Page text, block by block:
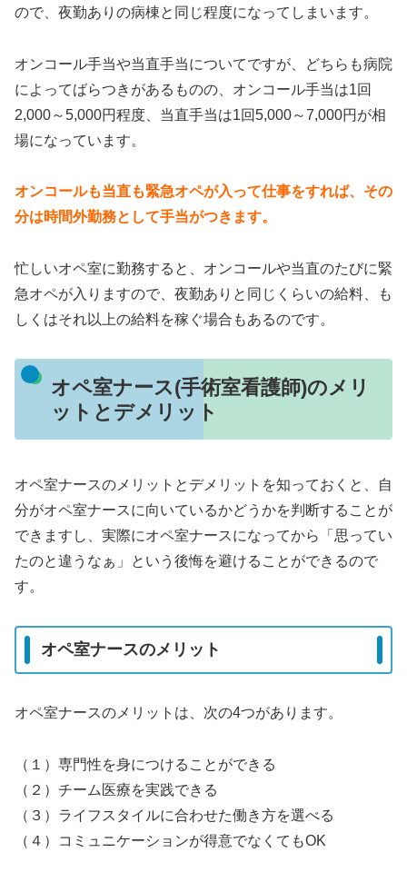
ので、夜勤ありの病棟と同じ程度になってしまいます。
オンコール手当や当直手当についてですが、どちらも病院
によってばらつきがあるものの、オンコール手当は1回
2,000～5,000円程度、当直手当は1回5,000～7,000円が相
場になっています。
オンコールも当直も緊急オペが入って仕事をすれば、その
分は時間外勤務として手当がつきます。
忙しいオペ室に勤務すると、オンコールや当直のたびに緊
急オペが入りますので、夜勤ありと同じくらいの給料、も
しくはそれ以上の給料を稼ぐ場合もあるのです。
オペ室ナース(手術室看護師)のメリ
ットとデメリット
オペ室ナースのメリットとデメリットを知っておくと、自
分がオペ室ナースに向いているかどうかを判断することが
できますし、実際にオペ室ナースになってから「思ってい
たのと違うなぁ」という後悔を避けることができるので
す。
オペ室ナースのメリット
オペ室ナースのメリットは、次の4つがあります。
（１）専門性を身につけることができる
（２）チーム医療を実践できる
（３）ライフスタイルに合わせた働き方を選べる
（４）コミュニケーションが得意でなくてもOK